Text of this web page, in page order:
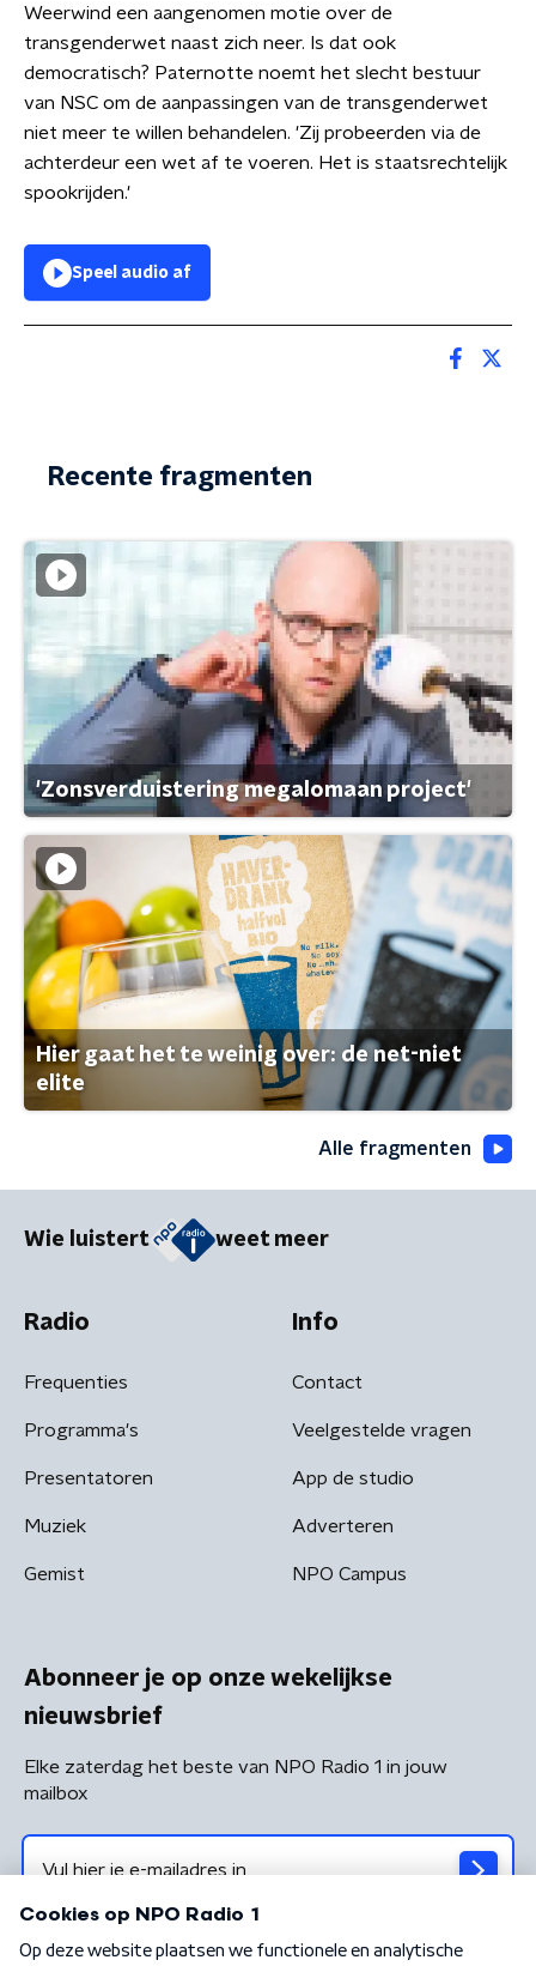
Weerwind een aangenomen motie over de
transgenderwet naast zich neer. Is dat ook
democratisch? Paternotte noemt het slecht bestuur
van NSC om de aanpassingen van de transgenderwet
niet meer te willen behandelen. 'Zij probeerden via de
achterdeur een wet af te voeren. Het is staatsrechtelijk
spookrijden.'
Speel audio af
Recente fragmenten
'Zonsverduistering megalomaan project'
Hier gaat het te weinig over: de net-niet
elite
Alle fragmenten
Wie luistert weet meer
Radio
Frequenties
Programma's
Presentatoren
Muziek
Gemist
Info
Contact
Veelgestelde vragen
App de studio
Adverteren
NPO Campus
Abonneer je op onze wekelijkse
nieuwsbrief
Elke zaterdag het beste van NPO Radio 1 in jouw
mailbox